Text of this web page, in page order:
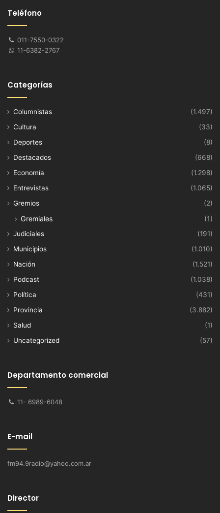
Teléfono
011-7550-0322
11-6382-2767
Categorías
Columnistas
(1.497)
Cultura
(33)
Deportes
(8)
Destacados
(668)
Economía
(1.298)
Entrevistas
(1.065)
Gremios
(2)
Gremiales (1)
Judiciales
(191)
Municipios
(1.010)
Nación
(1.521)
Podcast
(1.038)
Política
(431)
Provincia
(3.882)
Salud
(1)
Uncategorized
(57)
Departamento comercial
11- 6989-6048
E-mail
fm94.9radio@yahoo.com.ar
Director